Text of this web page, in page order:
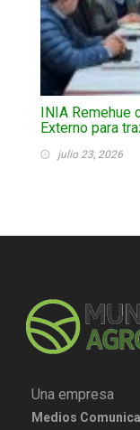
INIA
Externo para
julio 23, 2026
Una empresa
Medios